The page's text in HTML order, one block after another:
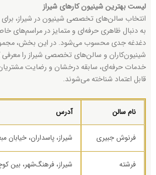
لیست بهترین شینیون کارهای شیراز
انتخاب سالن‌های تخصصی شینیون در شیراز، برای
به دنبال ظاهری حرفه‌ای و متمایز در مراسم‌های
دغدغه جدی محسوب می‌شود. در این بخش،
شینیون‌کاران و سالن‌های تخصصی شیراز را معرفی
خدمات حرفه‌ای، سابقه درخشان و رضایت
قابل اعتماد شناخته می‌شوند.
نام سالن آدرس
فرنوش جبیری شیراز، پاسداران، خیابان
فرشته شیراز، فرهنگ‌شهر، بین کوچه 32